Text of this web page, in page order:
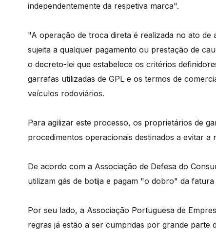
independentemente da respetiva marca".
"A operação de troca direta é realizada no ato de
sujeita a qualquer pagamento ou prestação de
o decreto-lei que estabelece os critérios
garrafas utilizadas de GPL e os termos de
veículos rodoviários.
Para agilizar este processo, os proprietários de
procedimentos operacionais destinados a evitar a
De acordo com a Associação de Defesa do
utilizam gás de botija e pagam "o dobro" da
Por seu lado, a Associação Portuguesa de
regras já estão a ser cumpridas por grande parte